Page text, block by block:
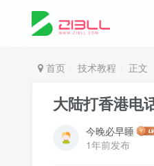
首页 技术教程 正文
大陆打香港电
今晚必早睡
1年前发布